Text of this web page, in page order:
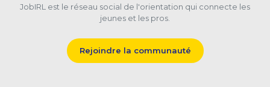
JobIRL est le réseau social de l'orientation qui connecte les
jeunes et les pros.
Rejoindre la communauté